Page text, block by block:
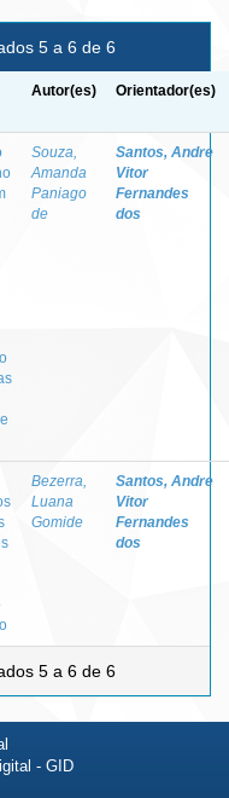
5 a 6 de 6
Autor(es) Orientador(es)
Souza,
Amanda
Paniago
de
Santos, Andre
Vitor
Fernandes
dos
Bezerra,
Luana
Gomide
Santos, Andre
Vitor
Fernandes
dos
5 a 6 de 6
- GID